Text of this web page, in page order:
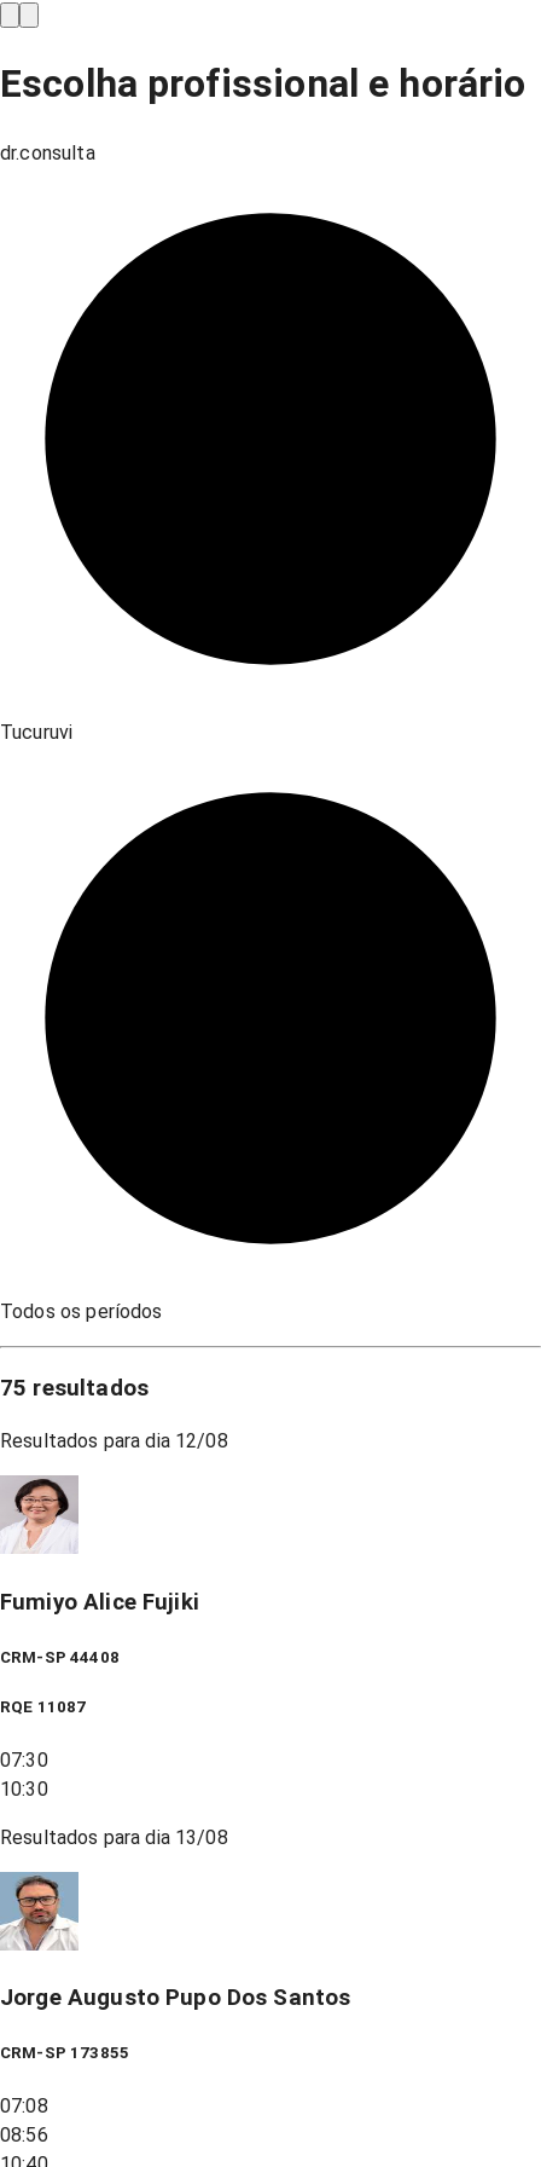
Escolha profissional e horário
dr.consulta
Tucuruvi
Todos os períodos
75 resultados
Resultados para dia 12/08
Fumiyo Alice Fujiki
CRM-SP 44408
RQE 11087
07:30
10:30
Resultados para dia 13/08
Jorge Augusto Pupo Dos Santos
CRM-SP 173855
07:08
08:56